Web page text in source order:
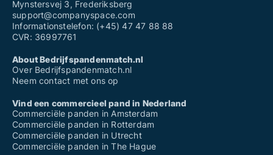
Mynstersvej 3, Frederiksberg
support@companyspace.com
Informationstelefon: (+45) 47 47 88 88
CVR: 36997761
About Bedrijfspandenmatch.nl
Over Bedrijfspandenmatch.nl
Neem contact met ons op
Vind een commercieel pand in Nederland
Commerciële panden in Amsterdam
Commerciële panden in Rotterdam
Commerciële panden in Utrecht
Commerciële panden in The Hague